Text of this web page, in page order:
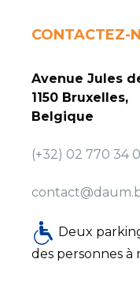
CONTACTEZ-
Avenue Jules
1150 Bruxelles,
Belgique
(+32) 02 770 34
Deux
des personnes